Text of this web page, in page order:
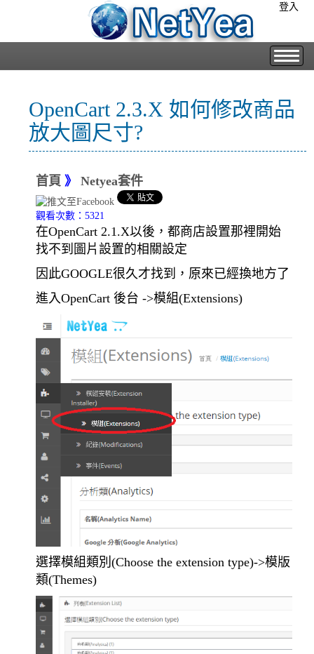
登入
OpenCart 2.3.X 如何修改商品
放大圖尺寸?
首頁 》Netyea套件
觀看次數：5321
在OpenCart 2.1.X以後，都商店設置那裡開始
找不到圖片設置的相關設定
因此GOOGLE很久才找到，原來已經換地方了
進入OpenCart 後台 ->模組(Extensions)
選擇模組類別(Choose the extension type)->模版
類(Themes)